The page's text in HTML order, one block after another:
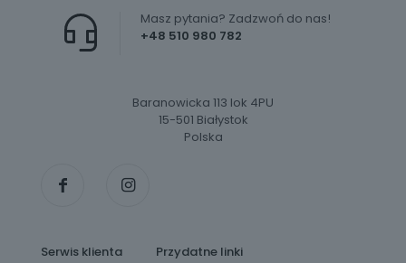
+48 510 980 782
Masz pytania? Zadzwoń do nas!
Baranowicka 113 lok 4PU
15-501 Białystok
Polska
Serwis klienta Przydatne linki